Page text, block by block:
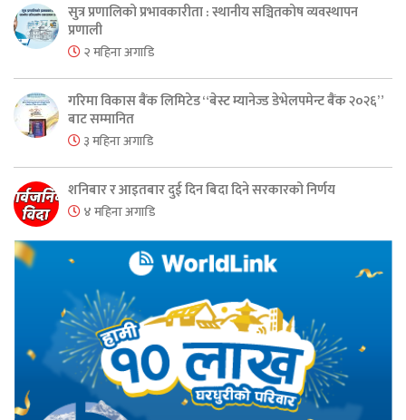
सुत्र प्रणालिको प्रभावकारीता : स्थानीय सञ्चितकोष व्यवस्थापन
प्रणाली
२ महिना अगाडि
गरिमा विकास बैंक लिमिटेड “बेस्ट म्यानेज्ड डेभेलपमेन्ट बैंक २०२६”
बाट सम्मानित
३ महिना अगाडि
शनिबार र आइतबार दुई दिन बिदा दिने सरकारको निर्णय
४ महिना अगाडि